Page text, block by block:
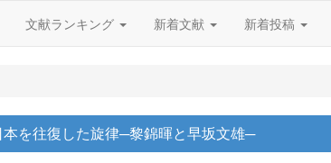
文献ランキング 新着文献 新着投稿
本を往復した旋律─黎錦暉と早坂文雄─